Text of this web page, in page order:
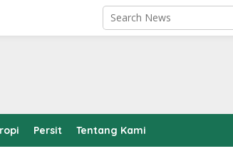
Persit Tentang Kami